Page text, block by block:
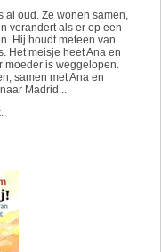
al oud. Ze wonen samen,
verandert als er op een
Hij houdt meteen van
Het meisje heet Ana en
moeder is weggelopen.
samen met Ana en
Madrid...